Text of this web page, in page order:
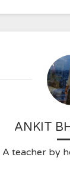
ANKIT
teacher by